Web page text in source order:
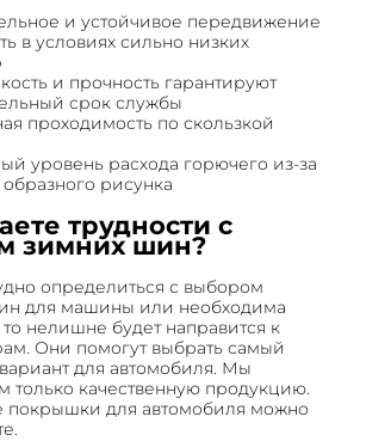
и устойчивое передвижение
в условиях сильно низких
и прочность гарантируют
срок службы
проходимость по скользкой
уровень расхода горючего из-за
рисунка
трудности с
зимних шин?
определиться с выбором
для машины или необходима
то нелишне будет направится к
Они помогут выбрать самый
для автомобиля. Мы
только качественную продукцию.
покрышки для автомобиля можно